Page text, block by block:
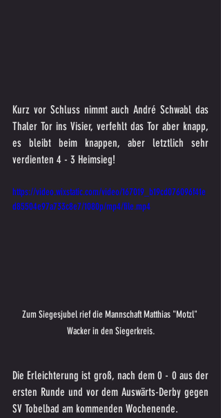
Kurz vor Schluss nimmt auch André Schwabl das
Thaler Tor ins Visier, verfehlt das Tor aber knapp,
es bleibt beim knappen, aber letztlich sehr
verdienten 4 - 3 Heimsieg!
https://video.wixstatic.com/video/167019_b19cd076096f41e
d85504e97a733c8e7/1080p/mp4/file.mp4
Zum Siegesjubel rief die Mannschaft Matthias "Motzl"
Wacker in den Siegerkreis.
Die Erleichterung ist groß, nach dem 0 - 0 aus der
ersten Runde und vor dem Auswärts-Derby gegen
SV Tobelbad am kommenden Wochenende.